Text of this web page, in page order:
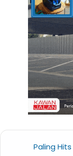
Paling Hits